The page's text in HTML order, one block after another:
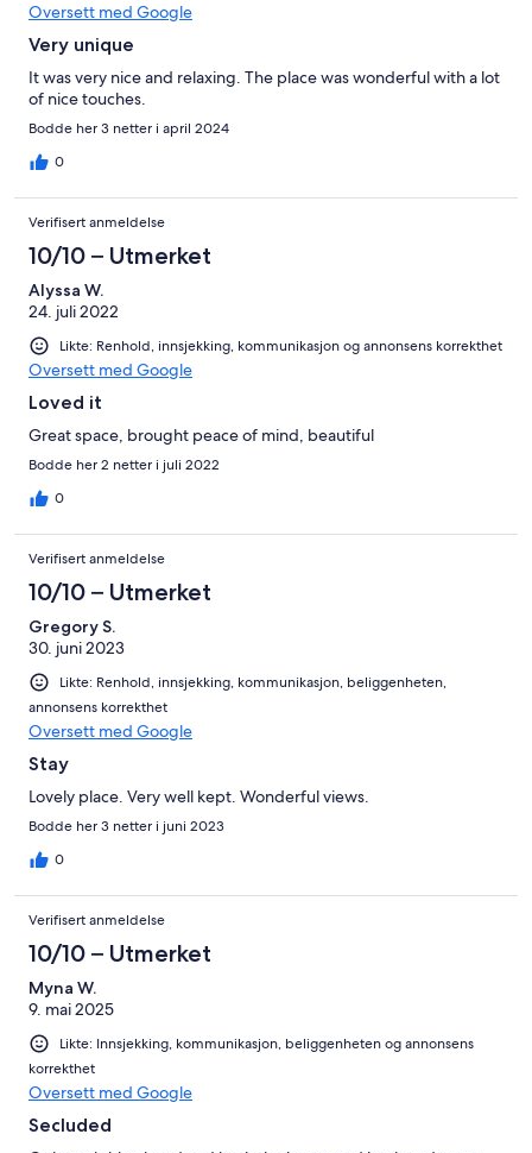
Oversett med Google
Very unique
It was very nice and relaxing. The place was wonderful with a lot
of nice touches.
Bodde her 3 netter i april 2024
0
Verifisert anmeldelse
10/10 – Utmerket
Alyssa W.
24. juli 2022
Likte: Renhold, innsjekking, kommunikasjon og annonsens korrekthet
Oversett med Google
Loved it
Great space, brought peace of mind, beautiful
Bodde her 2 netter i juli 2022
0
Verifisert anmeldelse
10/10 – Utmerket
Gregory S.
30. juni 2023
Likte: Renhold, innsjekking, kommunikasjon, beliggenheten,
annonsens korrekthet
Oversett med Google
Stay
Lovely place. Very well kept. Wonderful views.
Bodde her 3 netter i juni 2023
0
Verifisert anmeldelse
10/10 – Utmerket
Myna W.
9. mai 2025
Likte: Innsjekking, kommunikasjon, beliggenheten og annonsens
korrekthet
Oversett med Google
Secluded